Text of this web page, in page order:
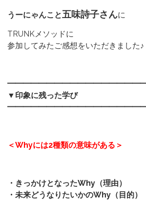
うーにゃんこと五味詩子さんに
TRUNKメソッドに
参加してみたご感想をいただきました♪
▼印象に残った学び
＜Whyには2種類の意味がある＞
・きっかけとなったWhy（理由）
・未来どうなりたいかのWhy（目的）